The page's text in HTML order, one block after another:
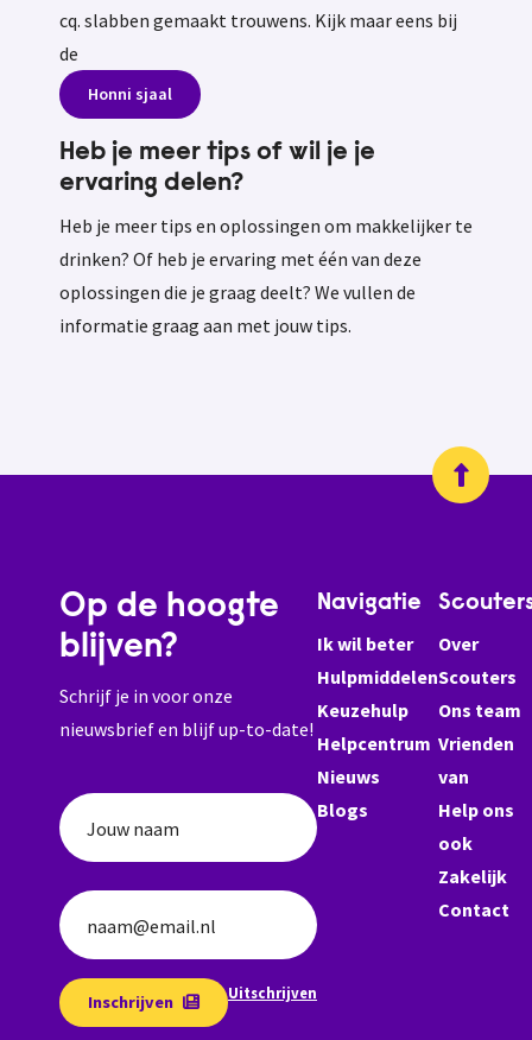
cq. slabben gemaakt trouwens. Kijk maar eens bij
de
Honni sjaal
Heb je meer tips of wil je je
ervaring delen?
Heb je meer tips en oplossingen om makkelijker te
drinken? Of heb je ervaring met één van deze
oplossingen die je graag deelt? We vullen de
informatie graag aan met jouw tips.
Op de hoogte
blijven?
Schrijf je in voor onze
nieuwsbrief en blijf up-to-date!
Jouw naam
naam@email.nl
Inschrijven Uitschrijven
Navigatie
Ik wil beter
Hulpmiddelen
Keuzehulp
Helpcentrum
Nieuws
Blogs
Over
Scouters
Ons team
Vrienden
van
Help ons
ook
Zakelijk
Contact